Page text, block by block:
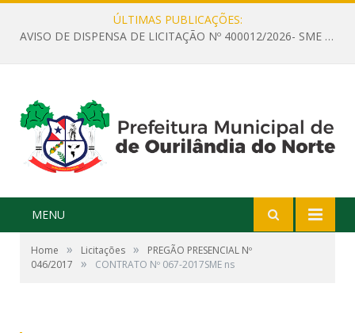
ÚLTIMAS PUBLICAÇÕES:
AVISO DE DISPENSA DE LICITAÇÃO Nº 400012/2026- SME – CONTRATAÇÃO DE EMPRESA ESPECIALIZADA PARA LOCAÇÃO DE ÔNIBUS EXECUTIVO COM CAPACIDADE DE 60 (SESSENTA) POLTRONAS, PARA TRANSPORTAR PROFESSORES RESPONSÁVEIS E ALUNOS PARA BRASÍLIA, COM SAÍDA DIA 10/08/2026 E RETORNO DIA 14/08/2026
MENU
Home » Licitações »
PREGÃO PRESENCIAL Nº
046/2017
» CONTRATO Nº 067-2017SME ns